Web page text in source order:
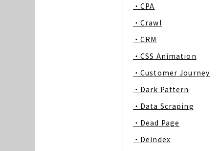
・CPA
・Crawl
・CRM
・CSS Animation
・Customer Journey
・Dark Pattern
・Data Scraping
・Dead Page
・Deindex